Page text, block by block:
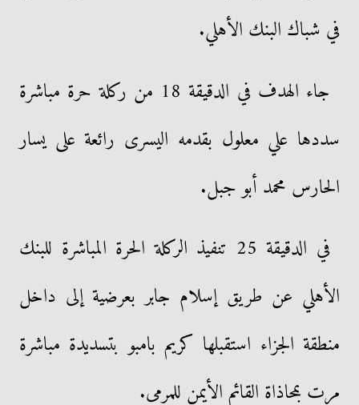
في شباك البنك الأهلي.
جاء الهدف في الدقيقة 18 من ركلة حرة مباشرة
سددها علي معلول بقدمه اليسرى رائعة على يسار
الحارس محمد أبو جبل.
في الدقيقة 25 تنفيذ الركلة الحرة المباشرة للبنك
الأهلي عن طريق إسلام جابر بعرضية إلى داخل
منطقة الجزاء استقبلها كريم بامبو بتسديدة مباشرة
مرت بمحاذاة القائم الأيمن للمرمى.